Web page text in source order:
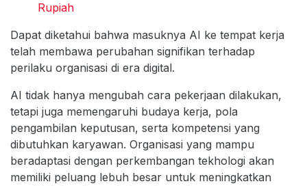
Rupiah
Dapat diketahui bahwa masuknya AI ke tempat kerja
telah membawa perubahan signifikan terhadap
perilaku organisasi di era digital.
AI tidak hanya mengubah cara pekerjaan dilakukan,
tetapi juga memengaruhi budaya kerja, pola
pengambilan keputusan, serta kompetensi yang
dibutuhkan karyawan. Organisasi yang mampu
beradaptasi dengan perkembangan tekhologi akan
memiliki peluang lebuh besar untuk meningkatkan